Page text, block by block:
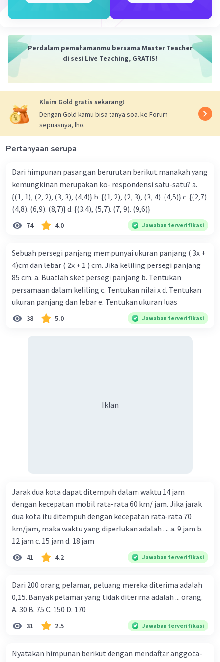
Maka, persamaan kedua yang kita dapatkan adalah:
Sekarang kita memiliki sistem persamaan linear dengan
dua persamaan (1) dan (2).
a dan b dengan metode eliminasi atau substitusi.
Mari kita gunakan metode eliminasi:
Tambahkan persamaan (1) dan (2):
(2a + b) + (-3a + b) = 7 + 2
Sekarang, kita memiliki persamaan (3) yang hanya
melibatkan a dan b.
Kita perlu mencari nilai a dan b. Namun, untuk mencari
nilai g(-2), kita akan memasukkan nilai x = -2 ke dalam
g(-2) = a(-2) + b
Kita dapat melihat di sini bahwa nilai g(-2) akan
bergantung pada nilai a dan b yang akan kita cari. Karena
itu, kita tidak dapat mencari nilai g(-2) hanya dengan
informasi yang diberikan.
Perdalam pemahamanmu bersama Master Teacher
di sesi Live Teaching, GRATIS!
Klaim Gold gratis sekarang!
Dengan Gold kamu bisa tanya soal ke Forum
sepuasnya, lho.
Pertanyaan serupa
Dari himpunan pasangan berurutan berikut.manakah yang
kemungkinan merupakan ko- respondensi satu-satu? a.
{(1, 1), (2, 2), (3, 3), (4,4)} b. {(1, 2), (2, 3), (3, 4). (4,5)} c. {(2,7).
(4,8). (6,9). (8,7)} d. {(3.4), (5,7). (7, 9). (9,6)}
74 4.0 Jawaban terverifikasi
Sebuah persegi panjang mempunyai ukuran panjang ( 3x +
4)cm dan lebar ( 2x + 1 ) cm. Jika keliling persegi panjang
85 cm. a. Buatlah sket persegi panjang b. Tentukan
persamaan dalam keliling c. Tentukan nilai x d. Tentukan
ukuran panjang dan lebar e. Tentukan ukuran luas
38 5.0 Jawaban terverifikasi
Iklan
Jarak dua kota dapat ditempuh dalam waktu 14 jam
dengan kecepatan mobil rata-rata 60 km/ jam. Jika jarak
dua kota itu ditempuh dengan kecepatan rata-rata 70
km/jam, maka waktu yang diperlukan adalah .... a. 9 jam b.
12 jam c. 15 jam d. 18 jam
41 4.2 Jawaban terverifikasi
Dari 200 orang pelamar, peluang mereka diterima adalah
0,15. Banyak pelamar yang tidak diterima adalah ... orang.
A. 30 B. 75 C. 150 D. 170
31 2.5 Jawaban terverifikasi
Nyatakan himpunan berikut dengan mendaftar anggota-